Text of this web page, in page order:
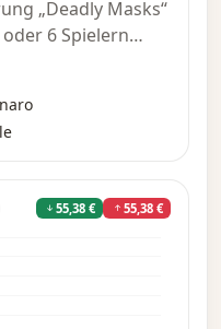
„Deadly Masks“
6 Spielern
55,38 € 55,38 €